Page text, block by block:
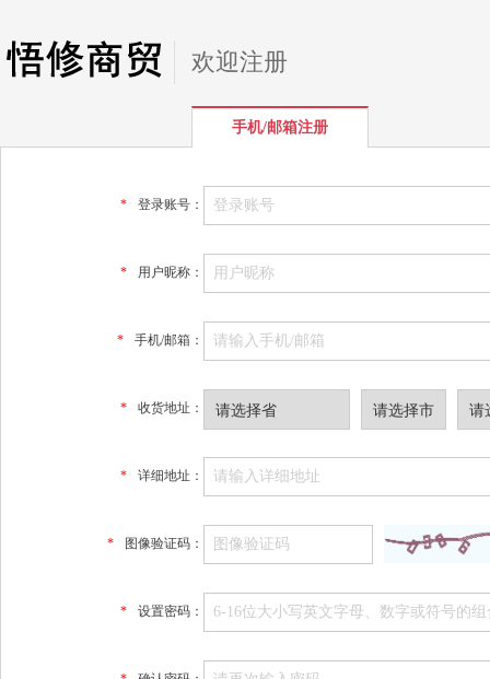
欢迎注册
手机/邮箱注册
* 登录账号：
* 用户昵称：
* 手机/邮箱：
* 收货地址：
* 详细地址：
* 图像验证码：
* 设置密码：